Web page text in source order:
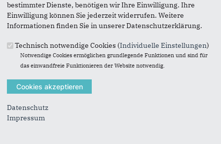
Dirk Bartsch
bestimmter Dienste, benötigen wir Ihre Einwilligung. Ihre
Einwilligung können Sie jederzeit widerrufen. Weitere
Informationen finden Sie in unserer Datenschutzerklärung.
Technisch notwendige Cookies (Individuelle Einstellungen)
Notwendige Cookies ermöglichen grundlegende Funktionen und sind für
das einwandfreie Funktionieren der Website notwendig.
Datenschutz
Impressum